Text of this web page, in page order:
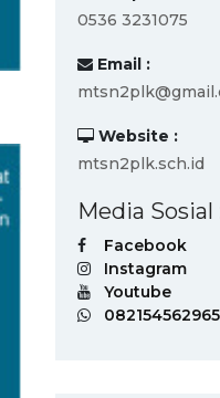
0536 3231075
Email :
Website :
mtsn2plk.sch.id
Media Sosial
Facebook
Instagram
Youtube
082154562965